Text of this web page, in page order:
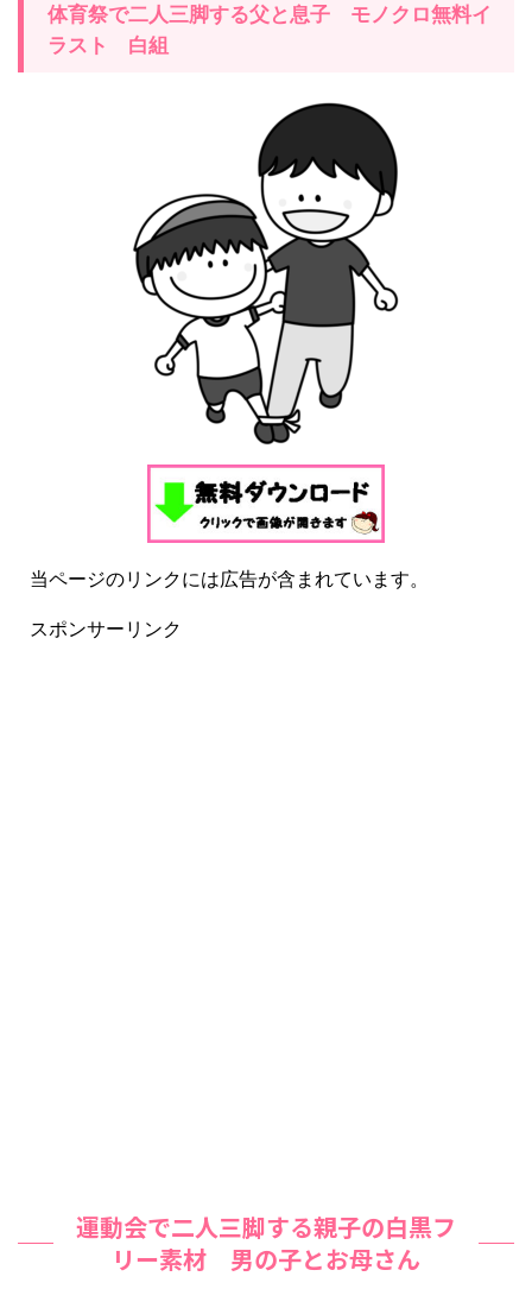
体育祭で二人三脚する父と息子 モノクロ無料イ
ラスト 白組
当ページのリンクには広告が含まれています。
スポンサーリンク
運動会で二人三脚する親子の白黒フ
リー素材 男の子とお母さん